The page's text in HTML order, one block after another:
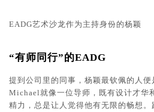
EADG艺术沙龙作为主持身份的杨颖
“有师同行”的EADG
提到公司里的同事，杨颖最钦佩的人
Michael就像一位导师，既有设计才华
精力，总是让人觉得他有无限的畅想